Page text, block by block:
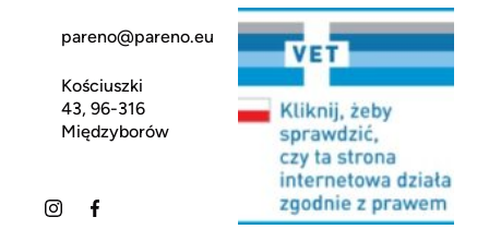
pareno@pareno.eu
Kościuszki
43, 96-316
Międzyborów